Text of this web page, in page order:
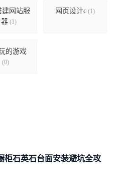
建网站服
(1)
网页设计c(1)
的游戏
(0)
柜石英石台面安装避坑全攻